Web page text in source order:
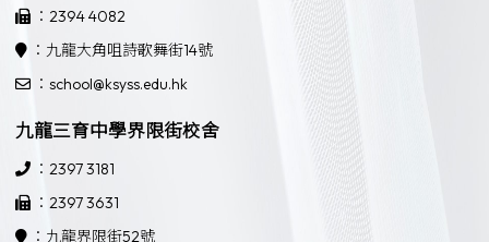
：2394 4082
：九龍大角咀詩歌舞街14號
：school@ksyss.edu.hk
九龍三育中學界限街校舍
：2397 3181
：2397 3631
：九龍界限街52號